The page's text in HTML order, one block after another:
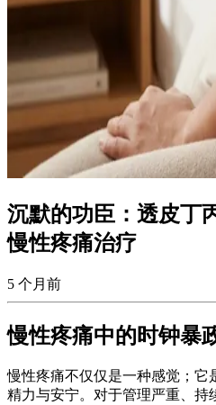
沉默的功臣：透皮丁
慢性疼痛治疗
5 个月前
慢性疼痛中的时钟暴
慢性疼痛不仅仅是一种感觉；它
精力与安宁。对于管理严重、持